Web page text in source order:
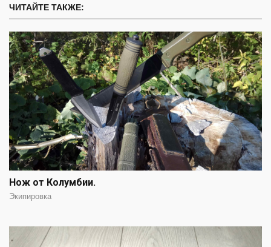
ЧИТАЙТЕ ТАКЖЕ:
Нож от Колумбии.
Экипировка